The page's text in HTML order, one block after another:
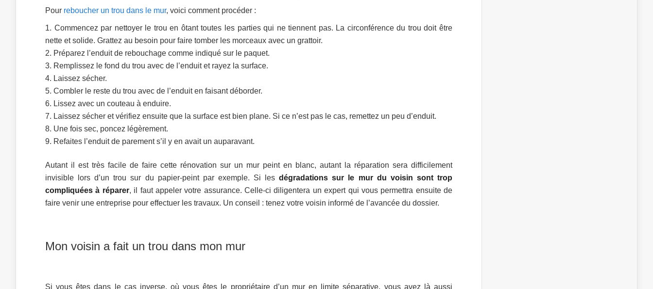
Pour reboucher un trou dans le mur, voici comment procéder :
Commencez par nettoyer le trou en ôtant toutes les parties qui ne tiennent pas. La circonférence du trou doit être
nette et solide. Grattez au besoin pour faire tomber les morceaux avec un grattoir.
Préparez l’enduit de rebouchage comme indiqué sur le paquet.
Remplissez le fond du trou avec de l’enduit et rayez la surface.
Laissez sécher.
Combler le reste du trou avec de l’enduit en faisant déborder.
Lissez avec un couteau à enduire.
Laissez sécher et vérifiez ensuite que la surface est bien plane. Si ce n’est pas le cas, remettez un peu d’enduit.
Une fois sec, poncez légèrement.
Refaites l’enduit de parement s’il y en avait un auparavant.
Autant il est très facile de faire cette rénovation sur un mur peint en blanc, autant la réparation sera difficilement
invisible lors d’un trou sur du papier-peint par exemple. Si lesdégradations sur le mur du voisin sont trop
compliquées à réparer, il faut appeler votre assurance. Celle-ci diligentera un expert qui vous permettra ensuite de
faire venir une entreprise pour effectuer les travaux. Un conseil : tenez votre voisin informé de l’avancée du dossier.
Mon voisin a fait un trou dans mon mur
Si vous êtes dans le cas inverse, où vous êtes le propriétaire d’un mur en limite séparative, vous avez là aussi